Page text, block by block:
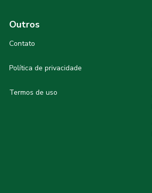
Outros
Contato
Política de privacidade
Termos de uso